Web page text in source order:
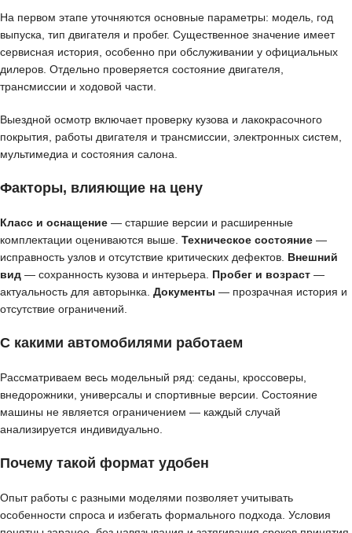
На первом этапе уточняются основные параметры: модель, год
выпуска, тип двигателя и пробег. Существенное значение имеет
сервисная история, особенно при обслуживании у официальных
дилеров. Отдельно проверяется состояние двигателя,
трансмиссии и ходовой части.
Выездной осмотр включает проверку кузова и лакокрасочного
покрытия, работы двигателя и трансмиссии, электронных систем,
мультимедиа и состояния салона.
Факторы, влияющие на цену
Класс и оснащение — старшие версии и расширенные
комплектации оцениваются выше. Техническое состояние —
исправность узлов и отсутствие критических дефектов. Внешний
вид — сохранность кузова и интерьера. Пробег и возраст —
актуальность для авторынка. Документы — прозрачная история и
отсутствие ограничений.
С какими автомобилями работаем
Рассматриваем весь модельный ряд: седаны, кроссоверы,
внедорожники, универсалы и спортивные версии. Состояние
машины не является ограничением — каждый случай
анализируется индивидуально.
Почему такой формат удобен
Опыт работы с разными моделями позволяет учитывать
особенности спроса и избегать формального подхода. Условия